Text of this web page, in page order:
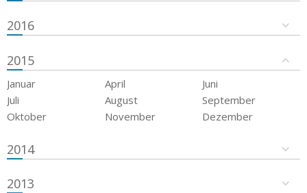
2016
2015
Januar April
Juni
Juli
August
September
Oktober
November Dezember
2014
2013